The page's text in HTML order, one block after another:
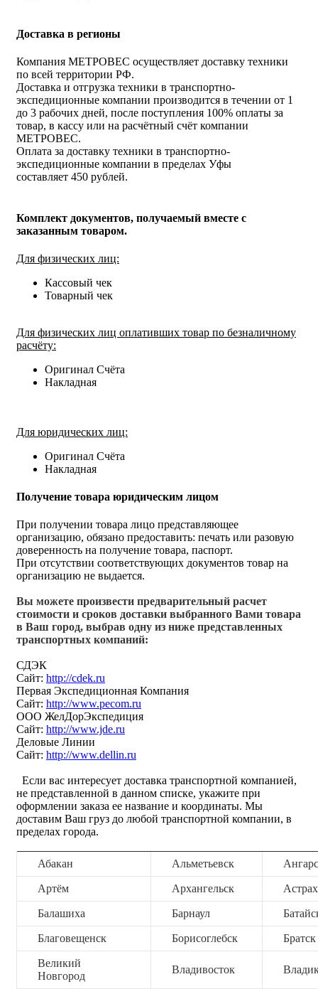
Доставка в регионы
Компания МЕТРОВЕС осуществляет доставку техники
по всей территории РФ.
Доставка и отгрузка техники в транспортно-
экспедиционные компании производится в течении от 1
до 3 рабочих дней, после поступления 100% оплаты за
товар, в кассу или на расчётный счёт компании
МЕТРОВЕС.
Оплата за доставку техники в транспортно-
экспедиционные компании в пределах Уфы
составляет 450 рублей.
Комплект документов, получаемый вместе с
заказанным товаром.
Для физических лиц:
Кассовый чек
Товарный чек
Для физических лиц оплативших товар по безналичному
расчёту:
Оригинал Счёта
Накладная
Для юридических лиц:
Оригинал Счёта
Накладная
Получение товара юридическим лицом
При получении товара лицо представляющее
организацию, обязано предоставить: печать или разовую
доверенность на получение товара, паспорт.
При отсутствии соответствующих документов товар на
организацию не выдается.
Вы можете произвести предварительный расчет
стоимости и сроков доставки выбранного Вами товара
в Ваш город, выбрав одну из ниже представленных
транспортных компаний:
СДЭК
Сайт: http://cdek.ru
Первая Экспедиционная Компания
Сайт: http://www.pecom.ru
ООО ЖелДорЭкспедиция
Сайт: http://www.jde.ru
Деловые Линии
Сайт: http://www.dellin.ru
Если вас интересует доставка транспортной компанией,
не представленной в данном списке, укажите при
оформлении заказа ее название и координаты. Мы
доставим Ваш груз до любой транспортной компании, в
пределах города.
Абакан Альметьевск
Артём Архангельск
Балашиха Барнаул
Благовещенск Борисоглебск Братск
Великий
Новгород
Владивосток